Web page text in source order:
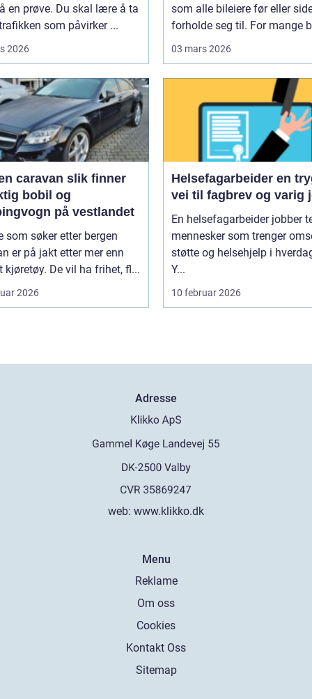
en prøve. Du skal lære å ta
som påvirker ...
2026
som alle bileiere før eller
forholde seg til. For mange
03 mars 2026
slik finner
bobil og
på vestlandet
som søker etter bergen
er på jakt etter mer enn
kjøretøy. De vil ha frihet, fl...
2026
Helsefagarbeider en trygg
vei til fagbrev og varig
En helsefagarbeider jobber
mennesker som trenger
støtte og helsehjelp i
Y...
10 februar 2026
Adresse
web: www.klikko.dk
Menu
Reklame
Om oss
Cookies
Kontakt Oss
Sitemap